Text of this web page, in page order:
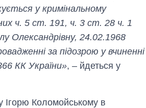
у кримінальному
ч. 5 ст. 191, ч. 3 ст. 28 ч. 1
Олександрівну, 24.02.1968
за підозрою у вчиненні
КК України», – йдеться у
Ігорю Коломойському в
Економіка ШІ-
коштують і
заробляють
OpenAI та
Anthropic